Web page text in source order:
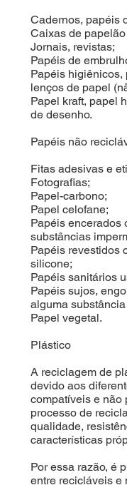
Cadernos, papéis
Caixas de
Jornais, revistas;
Papéis de
Papéis higiênicos,
lenços de papel
Papel kraft, papel
de desenho.
Papéis não
Fitas adesivas e
Fotografias;
Papel-carbono;
Papel celofane;
Papéis encerados
substâncias
Papéis revestidos
silicone;
Papéis sanitários
Papéis sujos,
alguma
Papel vegetal.
Plástico
A reciclagem de
devido aos
compatíveis e não
processo de
qualidade,
características
Por essa razão, é
entre recicláveis e